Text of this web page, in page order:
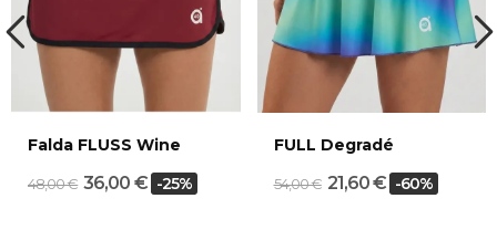
Falda FLUSS Wine
48,00 € 36,00 € -25%
FULL Degradé
54,00 € 21,60 € -60%